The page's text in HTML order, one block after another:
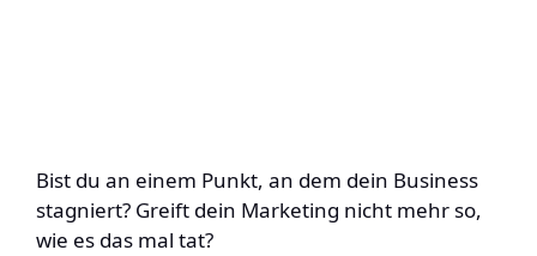
Bist du an einem Punkt, an dem dein Business
stagniert? Greift dein Marketing nicht mehr so,
wie es das mal tat?